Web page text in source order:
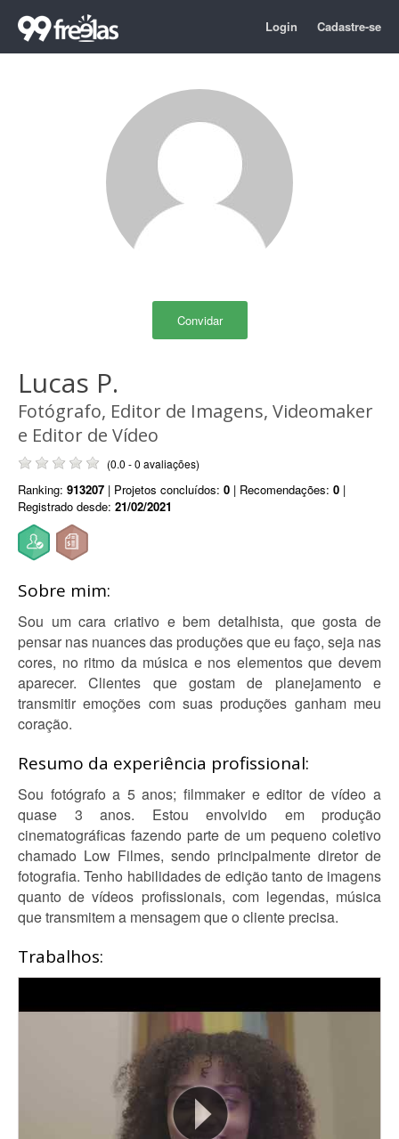
Login Cadastre-se
Convidar
Lucas P.
Fotógrafo, Editor de Imagens, Videomaker
e Editor de Vídeo
(0.0 - 0 avaliações)
Ranking: 913207 | Projetos concluídos: 0 | Recomendações: 0 |
Registrado desde: 21/02/2021
Sobre mim:
Sou um cara criativo e bem detalhista, que gosta de
pensar nas nuances das produções que eu faço, seja nas
cores, no ritmo da música e nos elementos que devem
aparecer. Clientes que gostam de planejamento e
transmitir emoções com suas produções ganham meu
coração.
Resumo da experiência profissional:
Sou fotógrafo a 5 anos; filmmaker e editor de vídeo a
quase 3 anos. Estou envolvido em produção
cinematográficas fazendo parte de um pequeno coletivo
chamado Low Filmes, sendo principalmente diretor de
fotografia. Tenho habilidades de edição tanto de imagens
quanto de vídeos profissionais, com legendas, música
que transmitem a mensagem que o cliente precisa.
Trabalhos: